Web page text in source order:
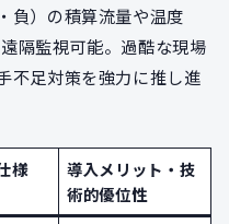
負）の積算流量や温度
隔監視可能。過酷な現場
不足対策を強力に推し進
様
導入メリット・技
術的優位性